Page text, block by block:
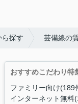
ら探す 芸備線の
おすすめこだわり特
ファミリー向け(189
インターネット無料